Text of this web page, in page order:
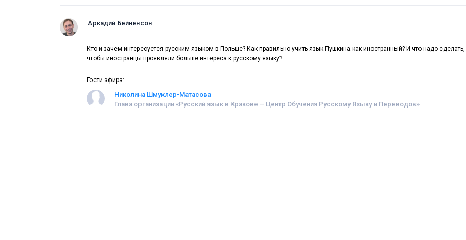
Аркадий Бейненсон
Кто и зачем интересуется русским языком в Польше? Как правильно учить язык Пушкина как иностранный? И что надо сделать,
чтобы иностранцы проявляли больше интереса к русскому языку?
Гости эфира:
Николина Шмуклер-Матасова
Глава организации «Русский язык в Кракове – Центр Обучения Русскому Языку и Переводов»